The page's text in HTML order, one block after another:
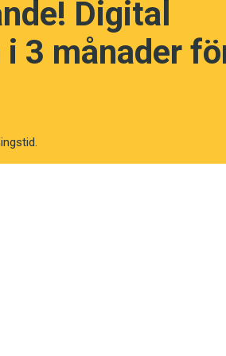
asylsökande om de
har kritiken varit hård.”
Digital
3 månader